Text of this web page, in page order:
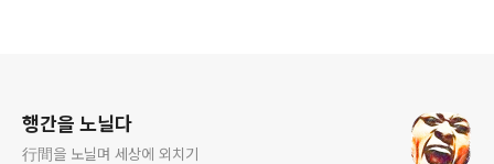
행간을 노닐다
行間을 노닐며 세상에 외치기